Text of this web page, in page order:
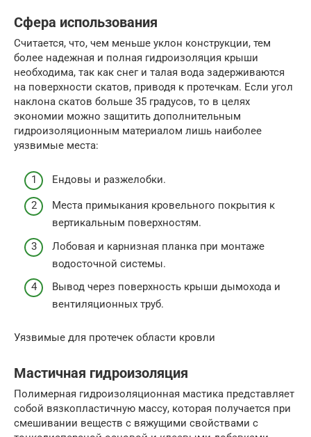
Сфера использования
Считается, что, чем меньше уклон конструкции, тем
более надежная и полная гидроизоляция крыши
необходима, так как снег и талая вода задерживаются
на поверхности скатов, приводя к протечкам. Если угол
наклона скатов больше 35 градусов, то в целях
экономии можно защитить дополнительным
гидроизоляционным материалом лишь наиболее
уязвимые места:
Ендовы и разжелобки.
Места примыкания кровельного покрытия к
вертикальным поверхностям.
Лобовая и карнизная планка при монтаже
водосточной системы.
Вывод через поверхность крыши дымохода и
вентиляционных труб.
Уязвимые для протечек области кровли
Мастичная гидроизоляция
Полимерная гидроизоляционная мастика представляет
собой вязкопластичную массу, которая получается при
смешивании веществ с вяжущими свойствами с